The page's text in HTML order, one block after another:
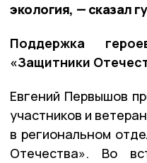
экология, — сказал
Поддержка
«Защитники
Евгений Первышов
участников и
в региональном
Отечества». Во